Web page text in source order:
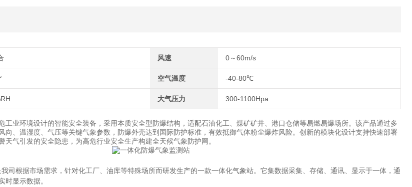
风速 0～60m/s
空气温度 -40-80℃
大气压力 300-1100Hpa
工业环境设计的智能安全装备，采用本质安全型防爆结构，适配石油化工、煤矿矿井、港口仓储等易燃易爆场所。该产品通过多
向、温湿度、气压等关键气象参数，防爆外壳达到国际防护标准，有效抵御气体粉尘爆炸风险。创新的模块化设计支持快速部署
天气引发的安全隐患，为高危行业安全生产构建全天候气象防护网。
我司根据市场需求，针对化工厂、油库等特殊场所而研发生产的一款一体化气象站。它集数据采集、存储、通讯、显示于一体，通
时显示数据。